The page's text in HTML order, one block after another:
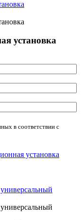
установка
в соответствии с
установка